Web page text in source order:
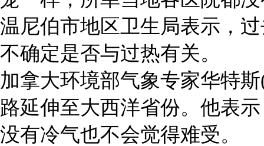
温尼伯市地区卫生局表示，
不确定是否与过热有关。
加拿大环境部气象专家华特
路延伸至大西洋省份。他表
没有冷气也不会觉得难受。